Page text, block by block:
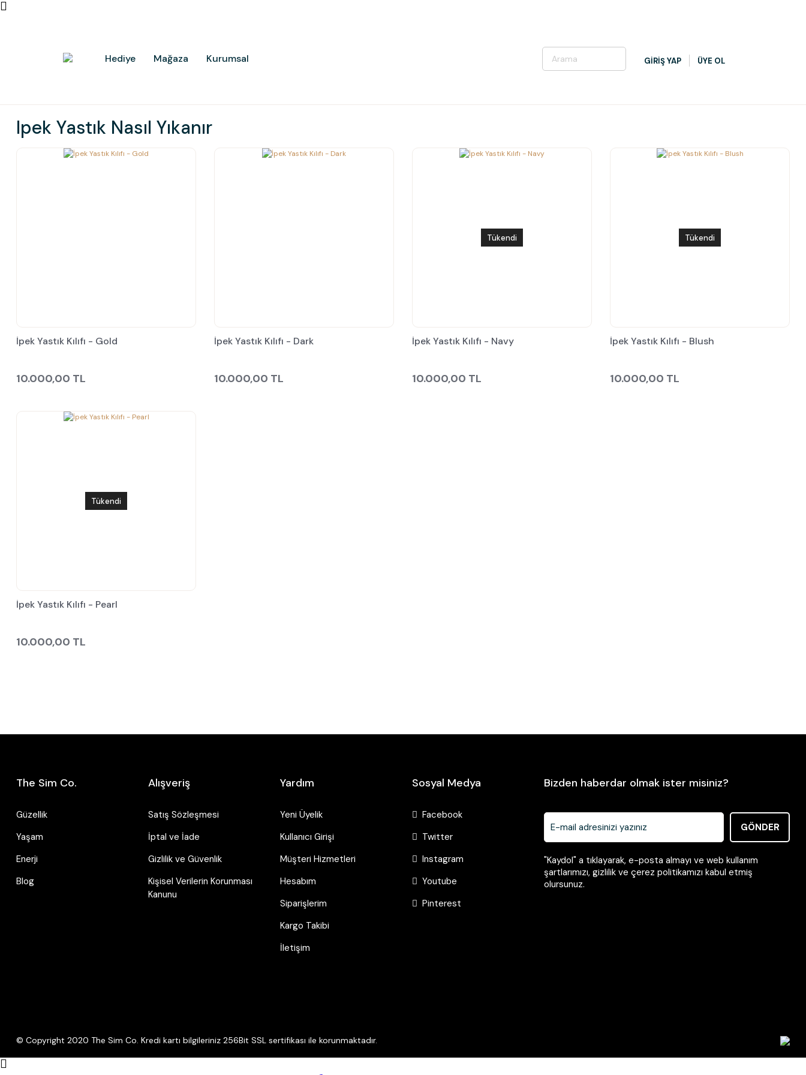
Hediye Mağaza Kurumsal GİRİŞ YAP ÜYE OL
Ipek Yastık Nasıl Yıkanır
İpek Yastık Kılıfı - Gold
10.000,00 TL
İpek Yastık Kılıfı - Dark
10.000,00 TL
Tükendi
İpek Yastık Kılıfı - Navy
10.000,00 TL
Tükendi
İpek Yastık Kılıfı - Blush
10.000,00 TL
Tükendi
İpek Yastık Kılıfı - Pearl
10.000,00 TL
The Sim Co.
Güzellik
Yaşam
Enerji
Blog
Alışveriş
Satış Sözleşmesi
İptal ve İade
Gizlilik ve Güvenlik
Kişisel Verilerin Korunması
Kanunu
Yardım
Yeni Üyelik
Kullanıcı Girişi
Müşteri Hizmetleri
Hesabım
Siparişlerim
Kargo Takibi
İletişim
Sosyal Medya
Facebook
Twitter
Instagram
Youtube
Pinterest
Bizden haberdar olmak ister misiniz?
GÖNDER
"Kaydol" a tıklayarak, e-posta almayı ve web kullanım
şartlarımızı, gizlilik ve çerez politikamızı kabul etmiş
olursunuz.
© Copyright 2020 The Sim Co. Kredi kartı bilgileriniz 256Bit SSL sertifikası ile korunmaktadır.